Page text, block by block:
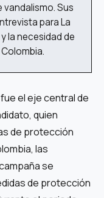
Sus
para La
la necesidad de
fue el eje central de
quien
de protección
las
se
de protección